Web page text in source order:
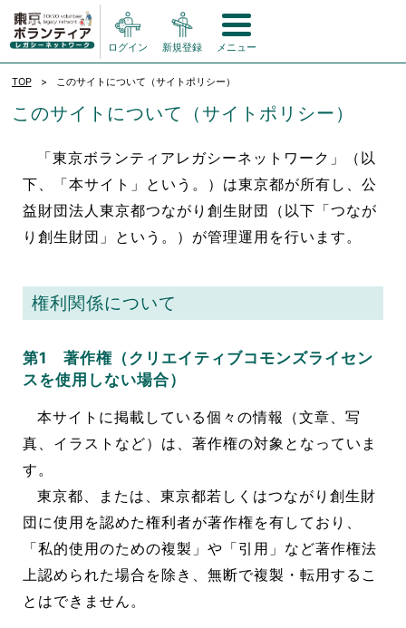
ログイン 新規登録 メニュー
TOP このサイトについて（サイトポリシー）
このサイトについて（サイトポリシー）
「東京ボランティアレガシーネットワーク」（以
下、「本サイト」という。）は東京都が所有し、公
益財団法人東京都つながり創生財団（以下「つなが
り創生財団」という。）が管理運用を行います。
権利関係について
第1 著作権（クリエイティブコモンズライセン
スを使用しない場合）
本サイトに掲載している個々の情報（文章、写
真、イラストなど）は、著作権の対象となっていま
す。
東京都、または、東京都若しくはつながり創生財
団に使用を認めた権利者が著作権を有しており、
「私的使用のための複製」や「引用」など著作権法
上認められた場合を除き、無断で複製・転用するこ
とはできません。